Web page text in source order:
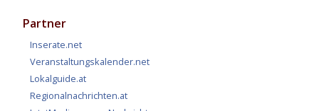
Partner
Inserate.net
Veranstaltungskalender.net
Lokalguide.at
Regionalnachrichten.at